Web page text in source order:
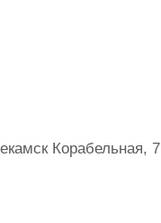
Корабельная, 7